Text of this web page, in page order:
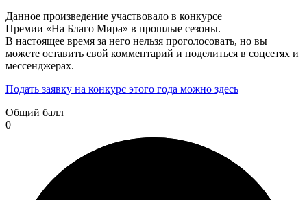
Данное произведение участвовало в конкурсе
Премии «На Благо Мира» в прошлые сезоны.
В настоящее время за него нельзя проголосовать, но вы
можете оставить свой комментарий и поделиться в соцсетях и
мессенджерах.
Подать заявку на конкурс этого года можно здесь
Общий балл
0